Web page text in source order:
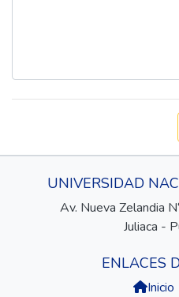
UNIVERSIDAD
Av. Nueva Zelandia
Juliaca -
ENLACES
Inicio